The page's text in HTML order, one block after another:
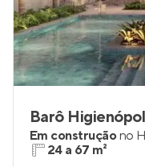
Barô
Em construçãono
24 a 67 m²